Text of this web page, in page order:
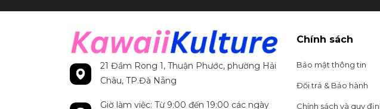
21 Đầm Rong 1, Thuận Phước, phường Hải
Châu, TP.Đà Nẵng
Giờ làm việc: Từ 9:00 đến 19:00 các ngày
Chính sách
Bảo mật thông tin
Đổi trả & Bảo hành
Chính sách và quy